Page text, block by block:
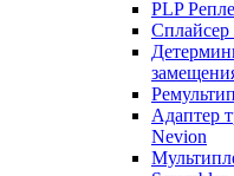
PLP
Сплайсер
Адаптер
Nevion